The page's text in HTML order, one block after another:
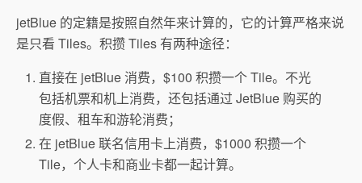
jetBlue 的定籍是按照自然年来计算的，它的计算严格来说
是只看 Tiles。积攒 Tiles 有两种途径：
直接在 jetBlue 消费，$100 积攒一个 Tile。不光
包括机票和机上消费，还包括通过 JetBlue 购买的
度假、租车和游轮消费；
在 jetBlue 联名信用卡上消费，$1000 积攒一个
Tile，个人卡和商业卡都一起计算。